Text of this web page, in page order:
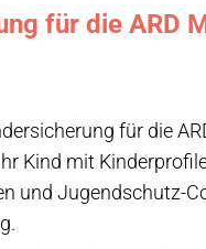
für die ARD
für die
Kind mit
und Jugendschutz-